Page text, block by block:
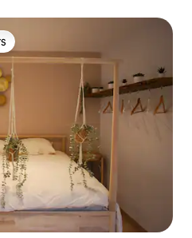
les plus aimés